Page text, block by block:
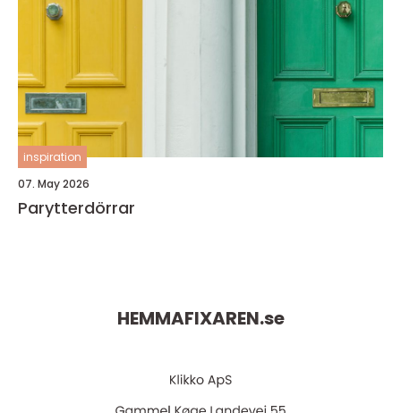
inspiration
07. May 2026
Parytterdörrar
HEMMAFIXAREN.se